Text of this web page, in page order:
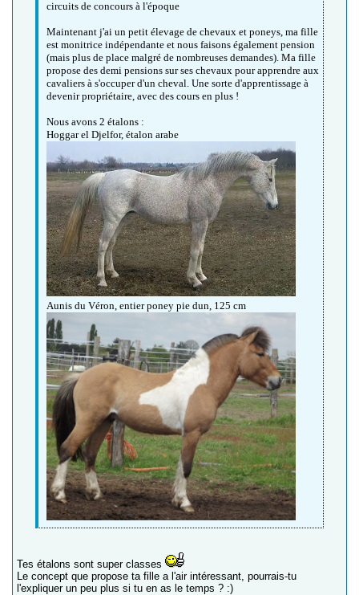
circuits de concours à l'époque
Maintenant j'ai un petit élevage de chevaux et poneys, ma fille
est monitrice indépendante et nous faisons également pension
(mais plus de place malgré de nombreuses demandes). Ma fille
propose des demi pensions sur ses chevaux pour apprendre aux
cavaliers à s'occuper d'un cheval. Une sorte d'apprentissage à
devenir propriétaire, avec des cours en plus !
Nous avons 2 étalons :
Hoggar el Djelfor, étalon arabe
Aunis du Véron, entier poney pie dun, 125 cm
Tes étalons sont super classes
Le concept que propose ta fille a l'air intéressant, pourrais-tu
l'expliquer un peu plus si tu en as le temps ? :)